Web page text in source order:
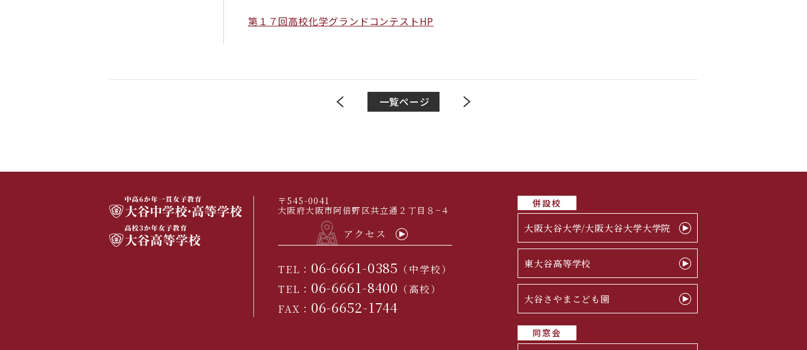
第１７回高校化学グランドコンテストHP
一覧ページ
〒545-0041
大阪府大阪市阿倍野区共立通２丁目８−４
アクセス
TEL： 06-6661-0385 （中学校）
TEL： 06-6661-8400 （高校）
FAX： 06-6652-1744
併設校
大阪大谷大学/大阪大谷大学大学院
東大谷高等学校
大谷さやまこども園
同窓会